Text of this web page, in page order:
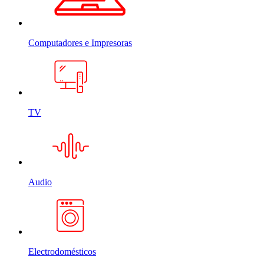
Computadores e Impresoras
TV
Audio
Electrodomésticos